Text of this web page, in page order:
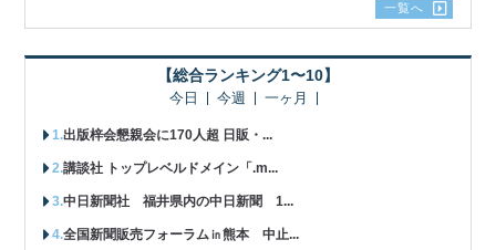
一覧へ
【総合ランキング1〜10】
今日 今週 一ヶ月
出版梓会懇親会に170人超 日販・...
講談社 トップレベルドメイン「.m...
中日新聞社 福井県内の中日新聞 1...
全国新聞販売フォーラム㏌熊本 中止...